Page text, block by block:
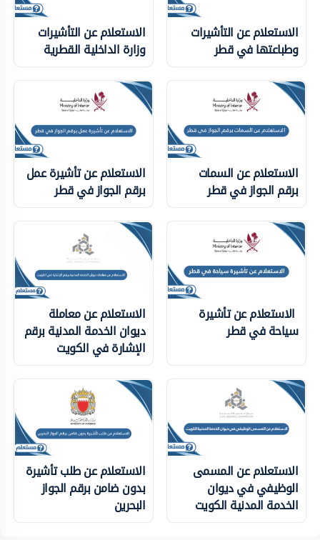
الاستعلام عن التأشيرات
وطباعتها في قطر
الاستعلام عن التأشيرات
وزارة الداخلية ‏القطرية
الاستعلام عن السمات
برقم الجواز في قطر
الاستعلام عن تأشيرة عمل
برقم الجواز في قطر
الاستعلام عن تأشيرة
سياحة في قطر
الاستعلام عن معاملة
ديوان الخدمة المدنية برقم
الإشارة في الكويت
الاستعلام عن المسمى
الوظيفي في ديوان
الخدمة المدنية الكويت
الاستعلام عن طلب تأشيرة
بدون ضامن برقم الجواز
البحرين